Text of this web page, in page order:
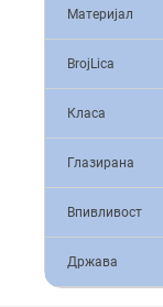
Материјал
BrojLica
Класа
Глазирана
Впивливост
Држава